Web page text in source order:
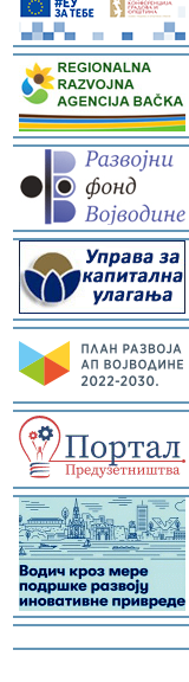
-
-
-
-
-
-
-